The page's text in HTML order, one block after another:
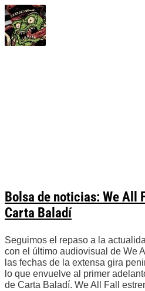
Bolsa de noticias: We All
Carta Baladí
Seguimos el repaso a la
con el último audiovisual de We
las fechas de la extensa gira
lo que envuelve al primer
de Carta Baladí. We All Fall